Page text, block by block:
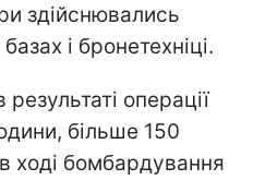
здійснювались
і бронетехніці.
операції
більше 150
ході бомбардування